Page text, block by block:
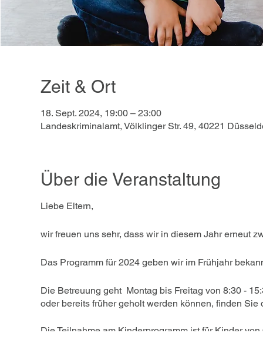
Zeit & Ort
18. Sept. 2024, 19:00 – 23:00
Landeskriminalamt, Völklinger Str. 49, 40221
Über die Veranstaltung
Liebe Eltern,
wir freuen uns sehr, dass wir in diesem Jahr erneut
Das Programm für 2024 geben wir im Frühjahr
Die Betreuung geht Montag bis Freitag von 8:30 -
oder bereits früher geholt werden können, finden Sie
Die Teilnahme am Kinderprogramm ist für Kinder